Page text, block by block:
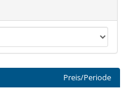
Preis/Periode